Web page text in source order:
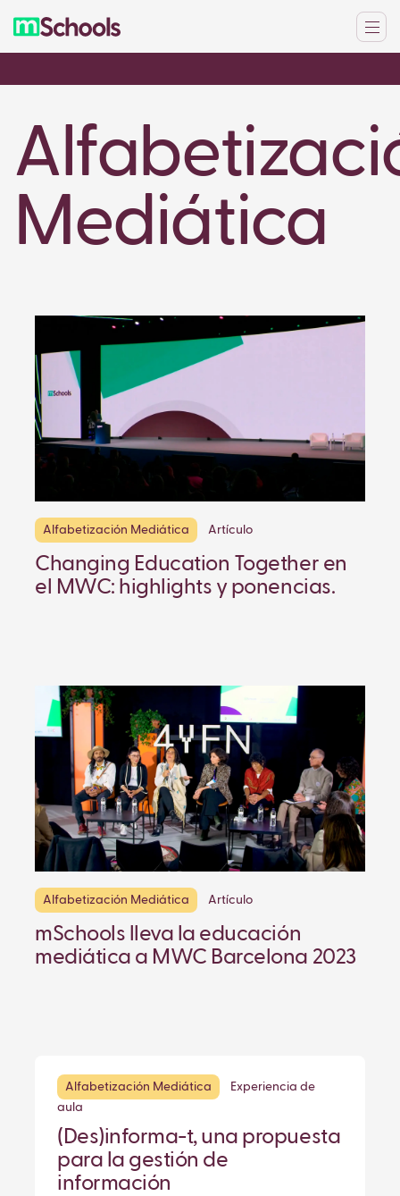
Mediática
Alfabetización Mediática Artículo
Changing Education Together en
el MWC: highlights y ponencias.
Alfabetización Mediática Artículo
mSchools lleva la educación
mediática a MWC Barcelona 2023
Alfabetización Mediática
Experiencia de
aula
(Des)informa-t, una propuesta
para la gestión de
información